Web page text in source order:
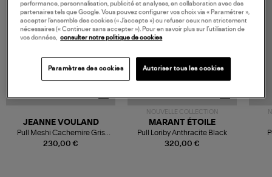
230,00 €
JEANNE VOULAND
Pull Meshi Cachemire Gris
Clair
NOUVELLE COLLECTION
320,00 €
MARANT ÉTOILE
Pull Loriby Anthracite Black
performance, personnalisation, publicité et analyses, en collaboration avec des
partenaires tels que Google. Vous pouvez configurer vos choix via « Paramétrer »,
accepter l’ensemble des cookies (« J’accepte ») ou refuser ceux non strictement
nécessaires (« Continuer sans accepter »). Pour en savoir plus sur l’utilisation de
vos données, consulter notre politique de cookies
Paramètres des cookies Autoriser tous les cookies